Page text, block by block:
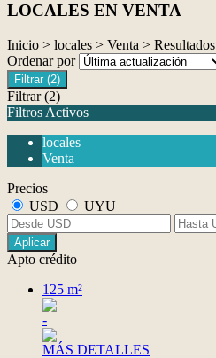
LOCALES EN VENTA
Inicio > locales > Venta > Resultados
Ordenar por
Filtrar (2)
Filtrar (2)
Filtros Activos
locales
Venta
Precios
USD
UYU
Aplicar
Apto crédito
125 m²
-
MÁS DETALLES